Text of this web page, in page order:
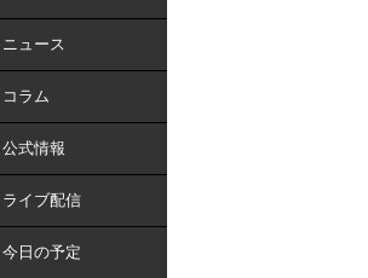
ニュース
コラム
公式情報
ライブ配信
今日の予定